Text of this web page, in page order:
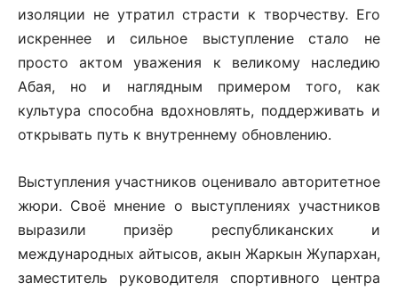
изоляции не утратил страсти к творчеству. Его
искреннее и сильное выступление стало не
просто актом уважения к великому наследию
Абая, но и наглядным примером того, как
культура способна вдохновлять, поддерживать и
открывать путь к внутреннему обновлению.
Выступления участников оценивало авторитетное
жюри. Своё мнение о выступлениях участников
выразили призёр республиканских и
международных айтысов, акын Жаркын Жупархан,
заместитель руководителя спортивного центра